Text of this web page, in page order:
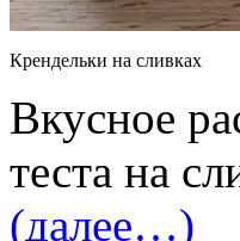
Крендельки на сливках
Вкусное
теста на
(далее…)